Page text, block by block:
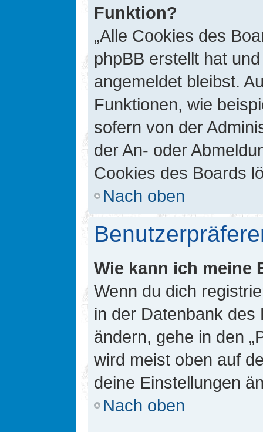
Funktion?
„Alle Cookies des
phpBB erstellt hat
angemeldet bleibst.
Funktionen, wie
sofern von der
der An- oder
Cookies des Boards
Nach oben
Wie kann ich meine
Wenn du dich
in der Datenbank
ändern, gehe in den
wird meist oben auf
deine Einstellungen
Nach oben